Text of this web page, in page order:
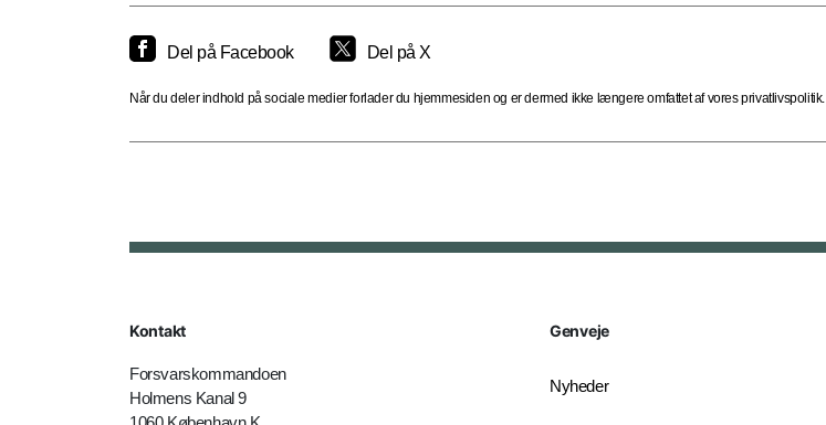
Del på Facebook Del på X
Når du deler indhold på sociale medier forlader du hjemmesiden og er dermed ikke længere omfattet af vores privatlivspolitik.
Kontakt
Forsvarskommandoen
Holmens Kanal 9
Genveje
Nyheder